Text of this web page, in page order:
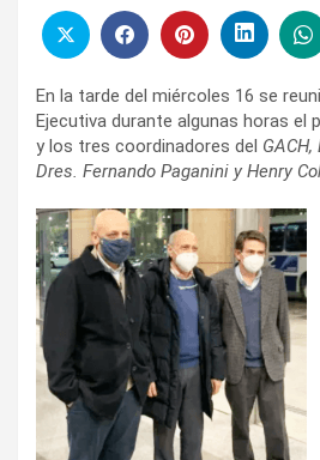
En la tarde del miércoles 16 se
Ejecutiva durante algunas horas el
y los tres coordinadores del
Dres. Fernando Paganini y Henry